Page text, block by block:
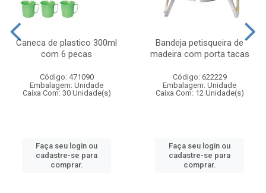
Caneca de plastico 300ml
com 6 pecas
Código: 471090
Embalagem: Unidade
Caixa Com: 30 Unidade(s)
Faça seu login ou
cadastre-se para
comprar.
Bandeja petisqueira de
madeira com porta tacas
Código: 622229
Embalagem: Unidade
Caixa Com: 12 Unidade(s)
Faça seu login ou
cadastre-se para
comprar.